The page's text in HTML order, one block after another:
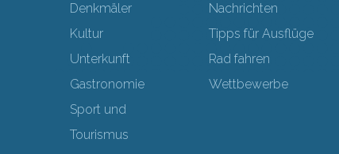
Denkmäler
Kultur
Unterkunft
Gastronomie
Sport und
Tourismus
Nachrichten
Tipps für Ausflüge
Rad fahren
Wettbewerbe